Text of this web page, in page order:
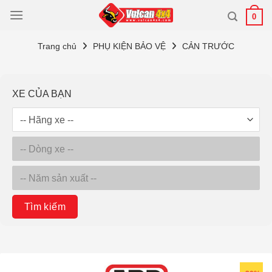
qua
0
Trang chủ PHỤ KIỆN BẢO VỆ CẢN TRƯỚC
XE CỦA BẠN
Tìm kiếm